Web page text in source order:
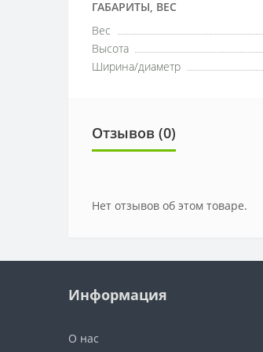
ГАБАРИТЫ, ВЕС
Вес
Высота
Ширина/диаметр
Отзывов (0)
Нет отзывов об этом товаре.
Информация
О нас